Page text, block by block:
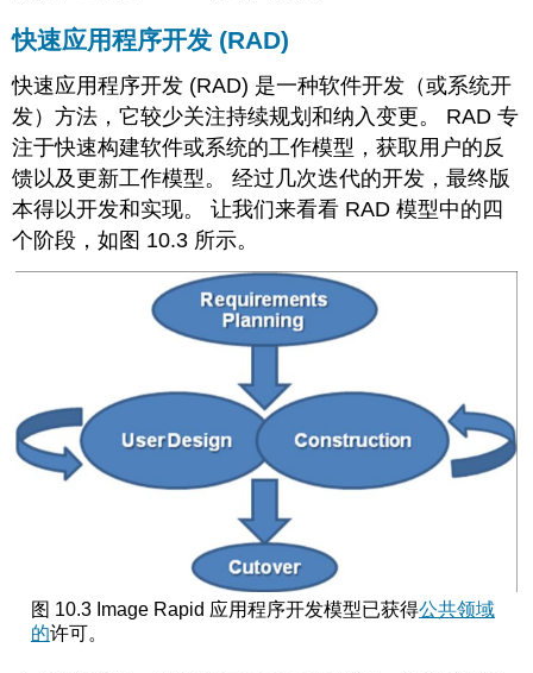
快速应用程序开发 (RAD)
快速应用程序开发 (RAD) 是一种软件开发（或系统开
发）方法，它较少关注持续规划和纳入变更。 RAD 专
注于快速构建软件或系统的工作模型，获取用户的反
馈以及更新工作模型。 经过几次迭代的开发，最终版
本得以开发和实现。 让我们来看看 RAD 模型中的四
个阶段，如图 10.3 所示。
图 10.3 Image Rapid 应用程序开发模型已获得公共领域
的许可。